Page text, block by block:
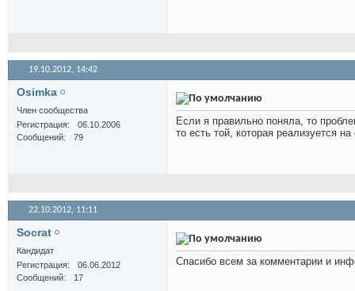
19.10.2012, 14:42
Osimka
Член сообщества
Регистрация
06.10.2006
Сообщений
79
Если я правильно поняла, то
то есть той, которая реализуется
22.10.2012, 11:11
Socrat
Кандидат
Регистрация
06.06.2012
Сообщений
17
Спасибо всем за комментарии и